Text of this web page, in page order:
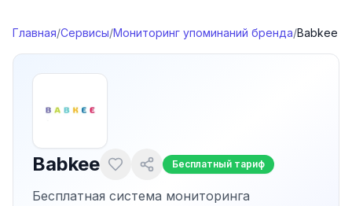
Главная/Сервисы/Мониторинг упоминаний бренда/Babkee
Babkee Бесплатный тариф
Бесплатная система мониторинга